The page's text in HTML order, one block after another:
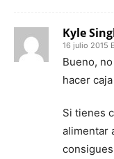
Kyle
16 julio 2015
Bueno,
hacer
Si tienes
alimentar